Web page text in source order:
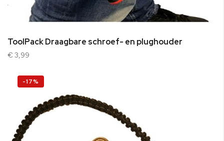
ToolPack Draagbare schroef- en plughouder
€ 3,99
-17%